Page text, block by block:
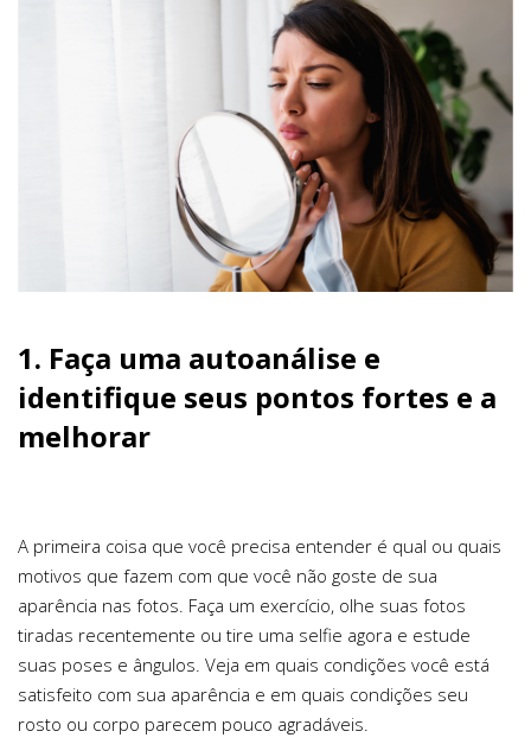
1. Faça uma autoanálise e
identifique seus pontos fortes e a
melhorar
A primeira coisa que você precisa entender é qual ou quais
motivos que fazem com que você não goste de sua
aparência nas fotos. Faça um exercício, olhe suas fotos
tiradas recentemente ou tire uma selfie agora e estude
suas poses e ângulos. Veja em quais condições você está
satisfeito com sua aparência e em quais condições seu
rosto ou corpo parecem pouco agradáveis.